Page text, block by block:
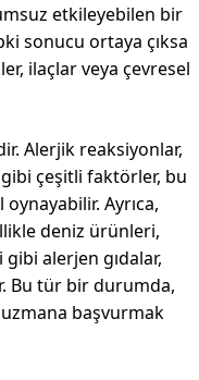
etkileyebilen bir
sonucu ortaya çıksa
ilaçlar veya çevresel
Alerjik reaksiyonlar,
çeşitli faktörler, bu
oynayabilir. Ayrıca,
deniz ürünleri,
alerjen gıdalar,
Bu tür bir durumda,
başvurmak